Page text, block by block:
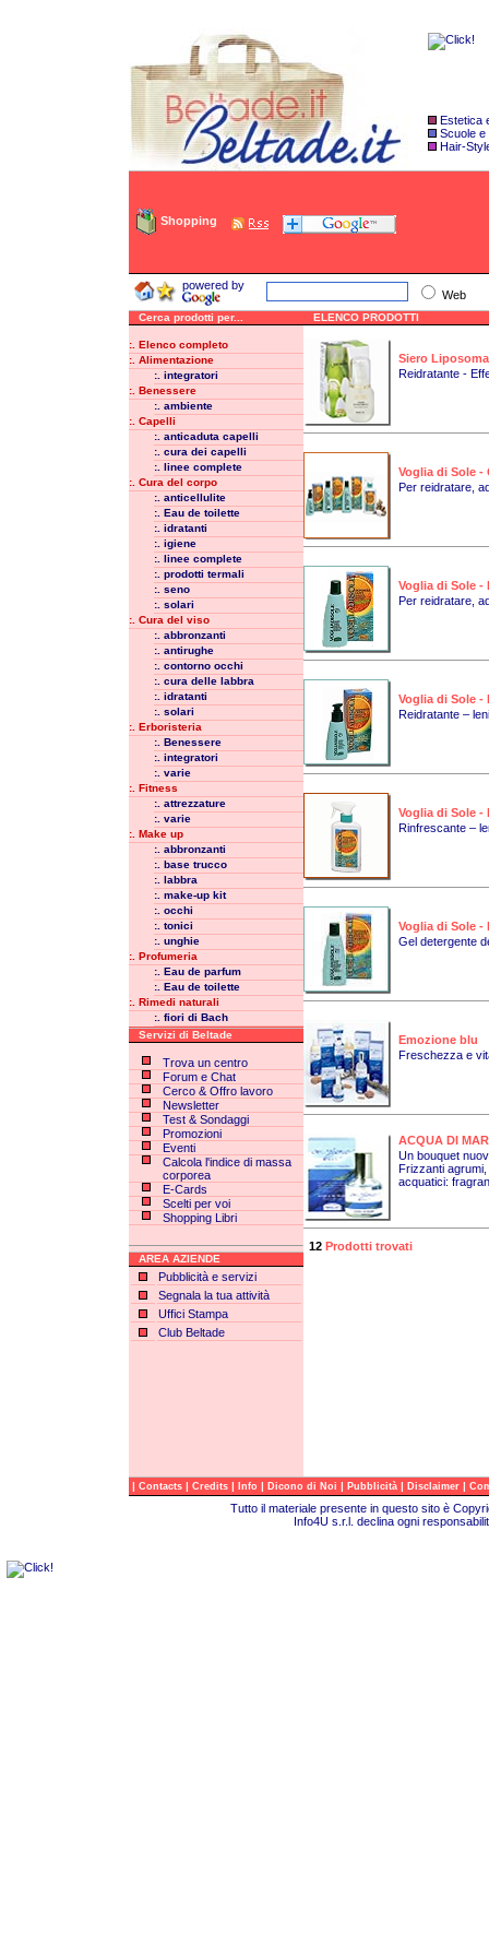
Estetica
Scuole e
Hair-
Shopping
powered by
Web
Cerca prodotti per...
:. Elenco completo
:. Alimentazione
:. integratori
:. Benessere
:. ambiente
:. Capelli
:. anticaduta capelli
:. cura dei capelli
:. linee complete
:. Cura del corpo
:. anticellulite
:. Eau de toilette
:. idratanti
:. igiene
:. linee complete
:. prodotti termali
:. seno
:. solari
:. Cura del viso
:. abbronzanti
:. antirughe
:. contorno occhi
:. cura delle labbra
:. idratanti
:. solari
:. Erboristeria
:. Benessere
:. integratori
:. varie
:. Fitness
:. attrezzature
:. varie
:. Make up
:. abbronzanti
:. base trucco
:. labbra
:. make-up kit
:. occhi
:. tonici
:. unghie
:. Profumeria
:. Eau de parfum
:. Eau de toilette
:. Rimedi naturali
:. fiori di Bach
Servizi di Beltade
Trova un centro
Forum e Chat
Cerco & Offro lavoro
Newsletter
Test & Sondaggi
Promozioni
Eventi
Calcola l'indice di massa
corporea
E-Cards
Scelti per voi
Shopping Libri
AREA AZIENDE
Pubblicità e servizi
Segnala la tua attività
Uffici Stampa
Club Beltade
ELENCO PRODOTTI
Siero
Reidratante -
Voglia di Sole -
Per reidratare,
Voglia di Sole -
Per reidratare,
Voglia di Sole -
Reidratante –
Voglia di Sole -
Rinfrescante –
Voglia di Sole -
Gel detergente
Emozione blu
Freschezza e
ACQUA DI
Un bouquet
Frizzanti
acquatici:
12 Prodotti trovati
| Contacts | Credits | Info | Dicono di Noi | Pubblicità | Disclaimer |
Tutto il materiale presente in questo sito è
Info4U s.r.l. declina ogni